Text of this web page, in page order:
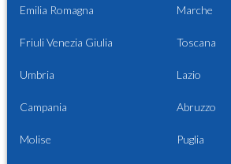
Emilia Romagna Marche
Friuli Venezia Giulia Toscana
Umbria Lazio
Campania Abruzzo
Molise Puglia